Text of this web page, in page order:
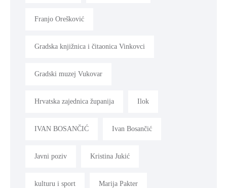
Franjo Orešković
Gradska knjižnica i čitaonica Vinkovci
Gradski muzej Vukovar
Hrvatska zajednica županija Ilok
IVAN BOSANČIĆ Ivan Bosančić
Javni poziv Kristina Jukić
kulturu i sport Marija Pakter